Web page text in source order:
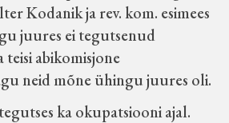
Kodanik ja rev. kom. esimees
juures ei tegutsenud
teisi abikomisjone
neid mõne ühingu juures oli.
ka okupatsiooni ajal.